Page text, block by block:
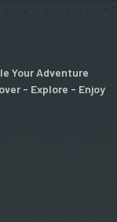
Your Adventure
- Explore - Enjoy